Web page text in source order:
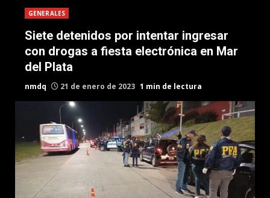
GENERALES
Siete detenidos por intentar ingresar
con drogas a fiesta electrónica en Mar
del Plata
nmdq 21 de enero de 2023 1 min de lectura